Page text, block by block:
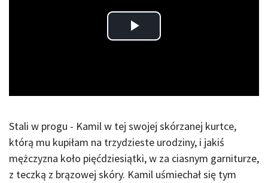
Play
Stali w progu - Kamil w tej swojej skórzanej kurtce,
którą mu kupiłam na trzydzieste urodziny, i jakiś
mężczyzna koło pięćdziesiątki, w za ciasnym garniturze,
z teczką z brązowej skóry. Kamil uśmiechał się tym